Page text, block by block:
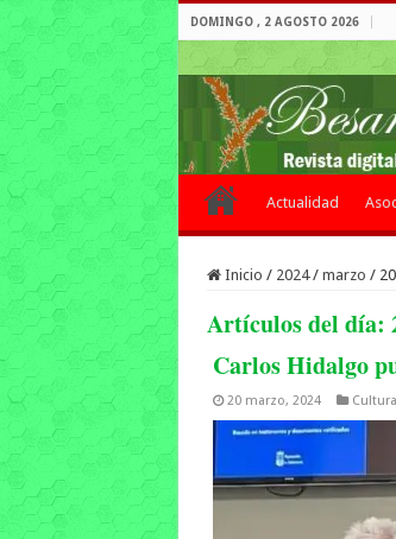
DOMINGO , 2 AGOSTO 2026
Actualidad
Inicio / 2024 / marzo / 20
Artículos del día:
Carlos Hidalgo
20 marzo, 2024